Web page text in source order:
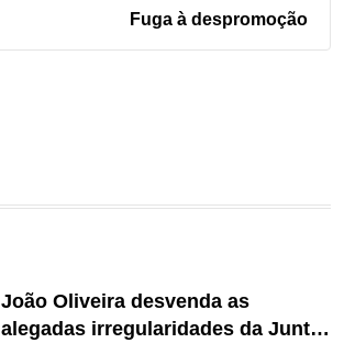
Fuga à despromoção
João Oliveira desvenda as
alegadas irregularidades da Junta